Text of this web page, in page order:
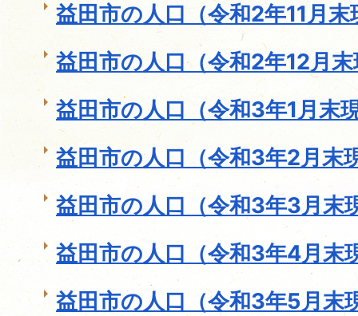
益田市の人口（令和2年11月末
益田市の人口（令和2年12月
益田市の人口（令和3年1月末
益田市の人口（令和3年2月末
益田市の人口（令和3年3月末
益田市の人口（令和3年4月末
益田市の人口（令和3年5月末